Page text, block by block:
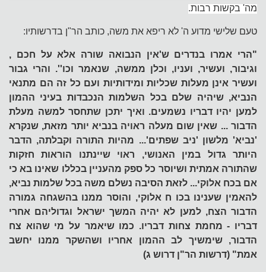
מה' בקשות רבות.
טעם שלישי מדוע ה' לא ריפא את משה, כותב הר"ן בדרשותיו:
"הרי אמרו בנדרים ש'אין הנבואה שורה אלא על חכם ,
וגיבור, ועשיר, ועניו, וכלן ממשה, שנאמר וכו''. והרי גבור
ועשיר אינן מעלות שכליות ומידותיות ועם כל זה הם מתנאי
הנביא, שיהיה שלם בכל השלמות הנכבדות בעיני ההמון
למען יהיו דבריו נשמעים. ואיך יתכן שתחסר למשה מעלת
הדבור ... שאין שום מעלה ראויה בנביא יותר מזאת, שנקרא
'נביא' מלשון 'ניב שפתים'... מהיות התורה וקבלתה, הדבר
היותר גדול במין האנושי, ראוי שיינתנו הוראות חזקות
שהתורה אמתית ושיוסר כל ספק מהעניין בכללו שאינו בא כי
אם בכח אלוקי... לזאת הסיבה נשלם משה בכל שלמות נביא,
להאמין שענינו בכו ח אלוקי, והוסר ממנו בהשגחה גמורה
הדבור הצח, למען לא יהיה המשך ישראל וגדוליהם אחרי
דבריו - מחמת צחות דבריו. כמו שיאמר על מי שהוא צח
הדבור, שימשיך לב ההמון אחריו ושהשקר ממנו יחשב
אמת" (דרשות הר"ן דרוש ג)